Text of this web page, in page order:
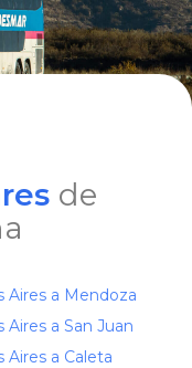
de
Aires a Mendoza
Aires a San Juan
Aires a Caleta